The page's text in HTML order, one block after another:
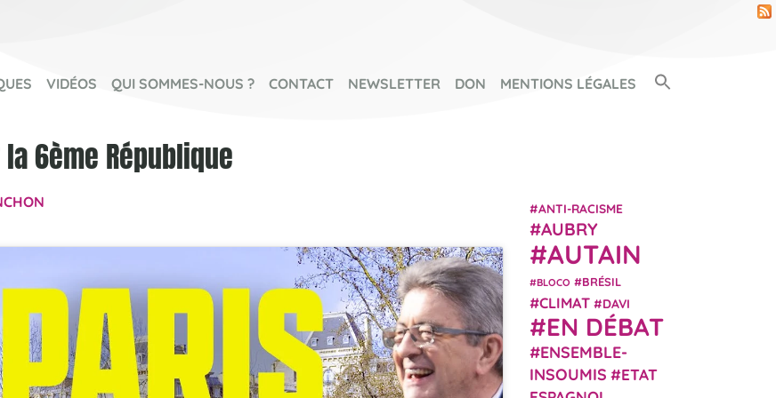
VIDÉOS QUI SOMMES-NOUS ? CONTACT NEWSLETTER DON MENTIONS LÉGALES
6ème République
ANTI-RACISME
AUBRY
AUTAIN
BLOCO BRÉSIL
CLIMAT DAVI
EN DÉBAT
ENSEMBLE-
INSOUMIS
ETAT